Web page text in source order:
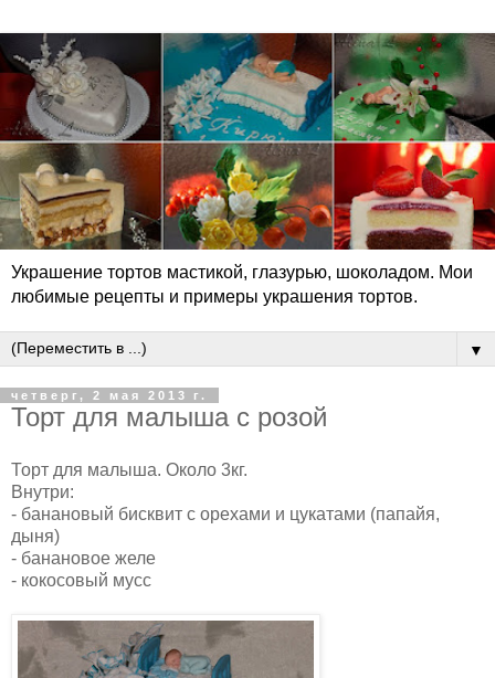
Украшение тортов мастикой, глазурью, шоколадом. Мои
любимые рецепты и примеры украшения тортов.
▼
четверг, 2 мая 2013 г.
Торт для малыша с розой
Торт для малыша. Около 3кг.
Внутри:
- банановый бисквит с орехами и цукатами (папайя,
дыня)
- банановое желе
- кокосовый мусс